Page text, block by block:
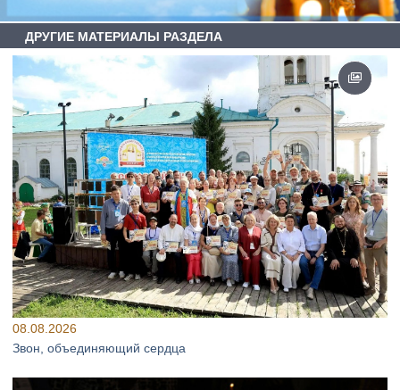
ДРУГИЕ МАТЕРИАЛЫ РАЗДЕЛА
08.08.2026
Звон, объединяющий сердца